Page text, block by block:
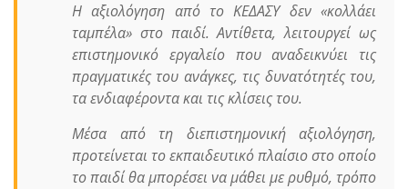
Η αξιολόγηση από τοΚΕΔΑΣΥδεν «κολλάει
ταμπέλα» στο παιδί. Αντίθετα, λειτουργεί ως
επιστημονικό εργαλείο που αναδεικνύει τις
πραγματικές του ανάγκες, τις δυνατότητές του,
τα ενδιαφέροντα και τις κλίσεις του.
Μέσα από τη διεπιστημονική αξιολόγηση,
προτείνεται το εκπαιδευτικό πλαίσιο στο οποίο
το παιδί θα μπορέσει να μάθει με ρυθμό, τρόπο